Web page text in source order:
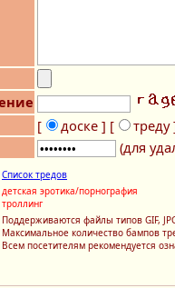
[ доске ] [
треду
(для
Список тредов
детская эротика/порнография
троллинг
Поддерживаются файлы типов GIF,
Максимальное количество бампов
Всем посетителям рекомендуется